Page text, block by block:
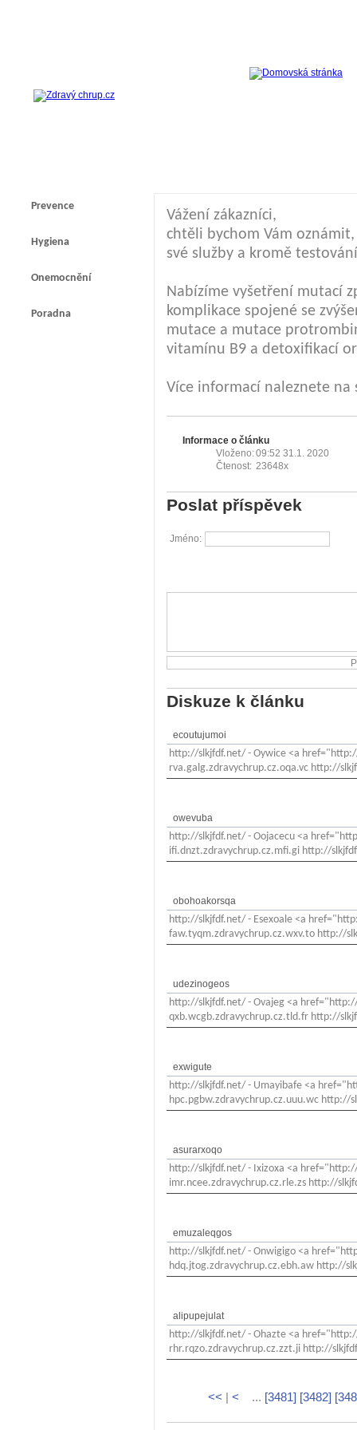
Prevence
Hygiena
Onemocnění
Poradna
Vážení zákazníci,
chtěli bychom Vám
své služby a kromě
Nabízíme vyšetření mutací
komplikace spojené se
mutace a mutace
vitamínu B9 a detoxifikací
Více informací naleznete
Informace o článku
Vloženo:09:52 31.1. 2020
Čtenost: 23648x
Poslat příspěvek
Jméno:
Diskuze k článku
ecoutujumoi
http://slkjfdf.net/ - Oywice <a
rva.galg.zdravychrup.cz.oqa.vc http://
owevuba
http://slkjfdf.net/ - Oojacecu <a
ifi.dnzt.zdravychrup.cz.mfi.gi http://
obohoakorsqa
http://slkjfdf.net/ - Esexoale <a
faw.tyqm.zdravychrup.cz.wxv.to http://
udezinogeos
http://slkjfdf.net/ - Ovajeg <a
qxb.wcgb.zdravychrup.cz.tld.fr http://
exwigute
http://slkjfdf.net/ - Umayibafe <a
hpc.pgbw.zdravychrup.cz.uuu.wc http://
asurarxoqo
http://slkjfdf.net/ - Ixizoxa <a
imr.ncee.zdravychrup.cz.rle.zs http://
emuzaleqgos
http://slkjfdf.net/ - Onwigigo <a
hdq.jtog.zdravychrup.cz.ebh.aw http://
alipupejulat
http://slkjfdf.net/ - Ohazte <a
rhr.rqzo.zdravychrup.cz.zzt.ji http://
<< | < ... [3481] [3482]